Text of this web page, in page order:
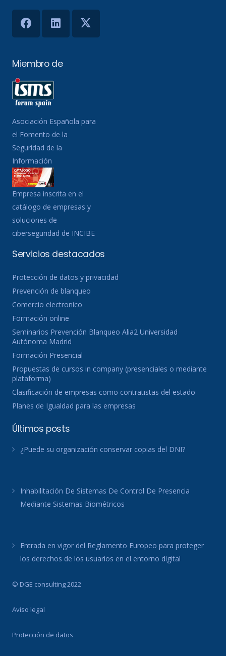
Miembro de
Asociación Española para
el Fomento de la
Seguridad de la
Información
Empresa inscrita en el
catálogo de empresas y
soluciones de
ciberseguridad de INCIBE
Servicios destacados
Protección de datos y privacidad
Prevención de blanqueo
Comercio electronico
Formación online
Seminarios Prevención Blanqueo Alia2 Universidad
Autónoma Madrid
Formación Presencial
Propuestas de cursos in company (presenciales o mediante
plataforma)
Clasificación de empresas como contratistas del estado
Planes de Igualdad para las empresas
Últimos posts
¿Puede su organización conservar copias del DNI?
Inhabilitación De Sistemas De Control De Presencia
Mediante Sistemas Biométricos
Entrada en vigor del Reglamento Europeo para proteger
los derechos de los usuarios en el entorno digital
© DGE consulting 2022
Aviso legal
Protección de datos